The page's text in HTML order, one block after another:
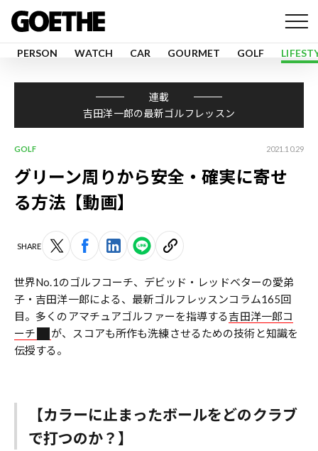
PERSON WATCH CAR GOURMET GOLF
連載
吉田洋一郎の最新ゴルフレッスン
GOLF 2021.10.29
グリーン周りから安全・確実に寄せ
る方法【動画】
SHARE
世界No.1のゴルフコーチ、デビッド・レッドベターの愛弟
子・吉田洋一郎による、最新ゴルフレッスンコラム165回
目。多くのアマチュアゴルファーを指導する吉田洋一郎コ
ーチ
が、スコアも所作も洗練させるための技術と知識を
伝授する。
【カラーに止まったボールをどのクラブ
で打つのか？】